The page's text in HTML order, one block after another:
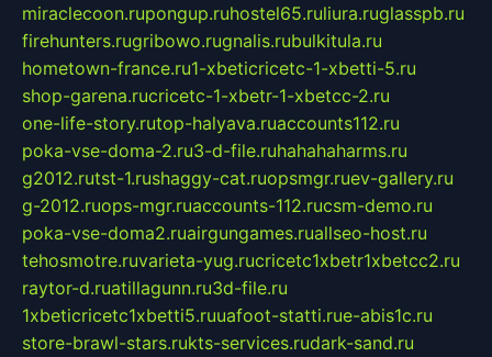
miraclecoon.rupongup.ruhostel65.ruliura.ruglasspb.ru
firehunters.rugribowo.rugnalis.rubulkitula.ru
hometown-france.ru1-xbeticricetc-1-xbetti-5.ru
shop-garena.rucricetc-1-xbetr-1-xbetcc-2.ru
one-life-story.rutop-halyava.ruaccounts112.ru
poka-vse-doma-2.ru3-d-file.ruhahahaharms.ru
g2012.rutst-1.rushaggy-cat.ruopsmgr.ruev-gallery.ru
g-2012.ruops-mgr.ruaccounts-112.rucsm-demo.ru
poka-vse-doma2.ruairgungames.ruallseo-host.ru
tehosmotre.ruvarieta-yug.rucricetc1xbetr1xbetcc2.ru
raytor-d.ruatillagunn.ru3d-file.ru
1xbeticricetc1xbetti5.ruuafoot-statti.rue-abis1c.ru
store-brawl-stars.rukts-services.rudark-sand.ru